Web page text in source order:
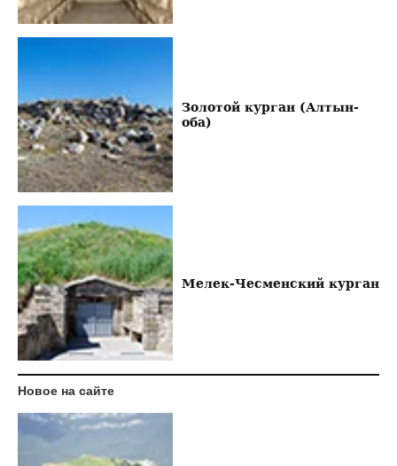
Золотой курган (Алтын-
оба)
Мелек-Чесменский курган
Новое на сайте